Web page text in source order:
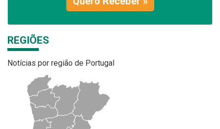
REGIÕES
Notícias por região de Portugal